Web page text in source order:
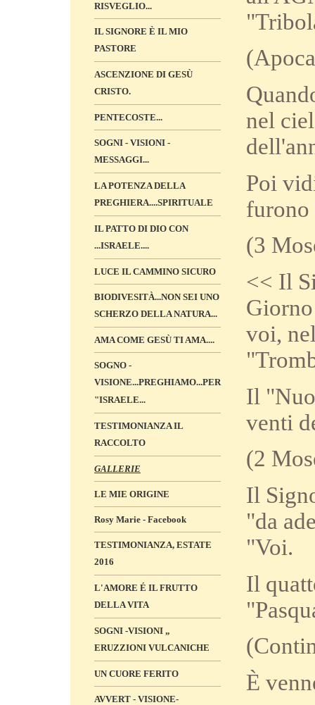
RISVEGLIO...
IL SIGNORE È IL MIO
PASTORE
ASCENZIONE DI GESÙ
CRISTO.
PENTECOSTE...
SOGNI - VISIONI -
MESSAGGI...
LA POTENZA DELLA
PREGHIERA....SPIRITUALE
IL PATTO DI DIO CON
...ISRAELE....
LUCE IL CAMMINO SICURO
BIODIVESITÀ...NON SEI UNO
SCHERZO DELLA NATURA...
AMA COME GESÙ TI AMA....
SOGNO -
VISIONE...PREGHIAMO...PER
"ISRAELE...
TESTIMONIANZA IL
RACCOLTO
GALLERIE
LE MIE ORIGINE
Rosy Marie - Facebook
TESTIMONIANZA, ESTATE
2016
L'AMORE É IL FRUTTO
DELLA VITA
SOGNI -VISIONI „
ERUZZIONI VULCANICHE
UN CUORE FERITO
AVVERT - VISIONE-
nel
Poi
furono
(3
<< Il
voi,
Il
venti
(2
Il
"da
"Voi.
Il
È